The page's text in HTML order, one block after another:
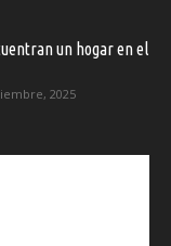
un hogar en el
2025